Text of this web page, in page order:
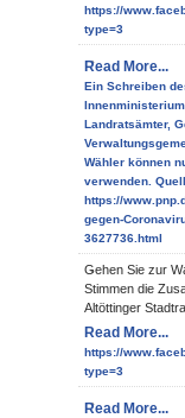
https://
type=3
Read More...
Ein Schreiben
Landratsämter,
Wähler können
verwenden.
https://
gegen-
3627736.html
Gehen Sie zur
Stimmen die
Altöttinger
Read More...
https://
type=3
Read More...